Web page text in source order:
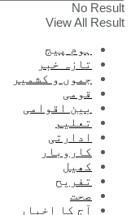
No Result
View All Result
ہوم پیج
تازہ خبر
جموں و کشمیر
قومی
بین اقوامی
تعلیم
ادارتی
کاروبار
کھیل
تفریح
صحت
آج کا اخبار